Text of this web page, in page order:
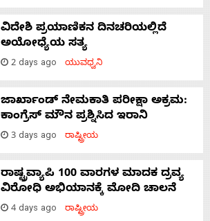
ವಿದೇಶಿ ಪ್ರಯಾಣಿಕನ ದಿನಚರಿಯಲ್ಲಿದೆ
ಅಯೋಧ್ಯೆಯ ಸತ್ಯ
2 days ago ಯುವಧ್ವನಿ
ಜಾರ್ಖಾಂಡ್‌ ನೇಮಕಾತಿ ಪರೀಕ್ಷಾ ಅಕ್ರಮ:
ಕಾಂಗ್ರೆಸ್‌ ಮೌನ ಪ್ರಶ್ನಿಸಿದ ಇರಾನಿ
3 days ago ರಾಷ್ಟ್ರೀಯ
ರಾಷ್ಟ್ರವ್ಯಾಪಿ 100 ವಾರಗಳ ಮಾದಕ ದ್ರವ್ಯ
ವಿರೋಧಿ ಅಭಿಯಾನಕ್ಕೆ ಮೋದಿ ಚಾಲನೆ
4 days ago ರಾಷ್ಟ್ರೀಯ